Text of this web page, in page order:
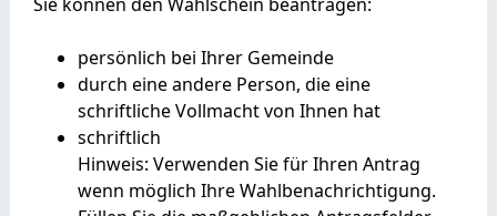
persönlich bei Ihrer Gemeinde
durch eine andere Person, die eine
schriftliche Vollmacht von Ihnen hat
schriftlich
Hinweis: Verwenden Sie für Ihren Antrag
wenn möglich Ihre Wahlbenachrichtigung.